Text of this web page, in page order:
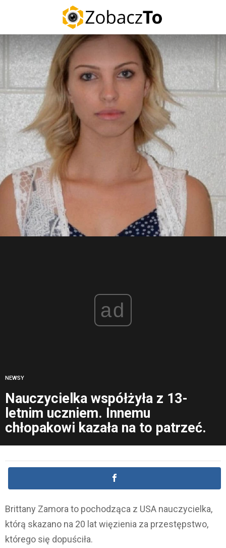
ad
NEWSY
Nauczycielka współżyła z 13-
letnim uczniem. Innemu
chłopakowi kazała na to patrzeć.
Brittany Zamora to pochodząca z USA nauczycielka,
którą skazano na 20 lat więzienia za przestępstwo,
którego się dopuściła.